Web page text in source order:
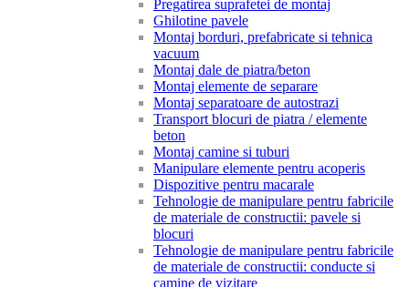
Pregatirea suprafetei de montaj
Ghilotine pavele
Montaj borduri, prefabricate si tehnica
vacuum
Montaj dale de piatra/beton
Montaj elemente de separare
Montaj separatoare de autostrazi
Transport blocuri de piatra / elemente
beton
Montaj camine si tuburi
Manipulare elemente pentru acoperis
Dispozitive pentru macarale
Tehnologie de manipulare pentru fabricile
de materiale de constructii: pavele si
blocuri
Tehnologie de manipulare pentru fabricile
de materiale de constructii: conducte si
camine de vizitare